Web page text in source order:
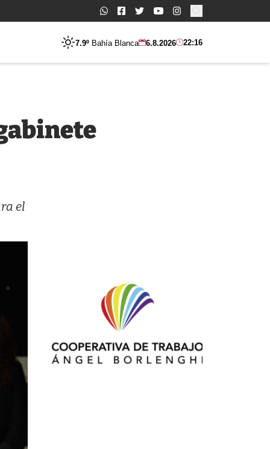
Buscar:
7.9º Bahía Blanca 6.8.2026 22:16
el